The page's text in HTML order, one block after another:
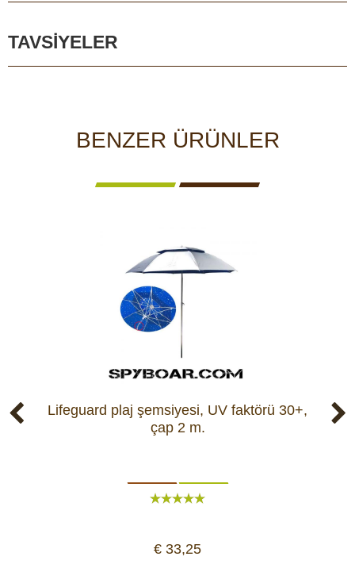
TAVSIYELER
BENZER ÜRÜNLER
Lifeguard plaj şemsiyesi, UV faktörü 30+,
çap 2 m.
€ 33,25